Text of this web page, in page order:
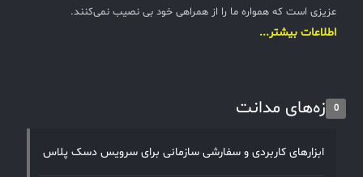
عزیزی است که همواره ما را از همراهی خود بی نصیب نمی‌کنند.
اطلاعات بیشتر...
تازه‌های مدانت0
ابزارهای کاربردی و سفارشی سازمانی برای سرویس دسک پلاس